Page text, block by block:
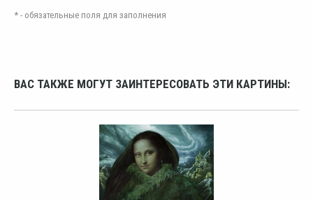
* - обязательные поля для заполнения
ВАС ТАКЖЕ МОГУТ ЗАИНТЕРЕСОВАТЬ ЭТИ КАРТИНЫ: